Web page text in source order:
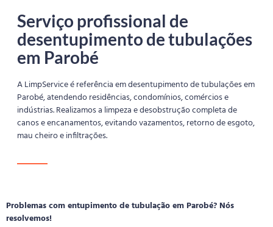
Serviço profissional de
desentupimento de tubulações
em Parobé
A LimpService é referência em desentupimento de tubulações em
Parobé, atendendo residências, condomínios, comércios e
indústrias. Realizamos a limpeza e desobstrução completa de
canos e encanamentos, evitando vazamentos, retorno de esgoto,
mau cheiro e infiltrações.
Problemas com entupimento de tubulação em Parobé? Nós
resolvemos!